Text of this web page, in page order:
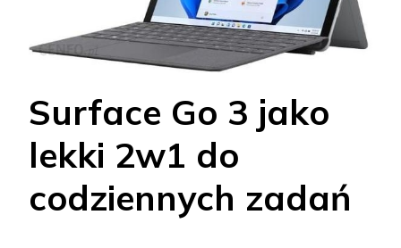
Surface Go 3 jako
lekki 2w1 do
codziennych zadań